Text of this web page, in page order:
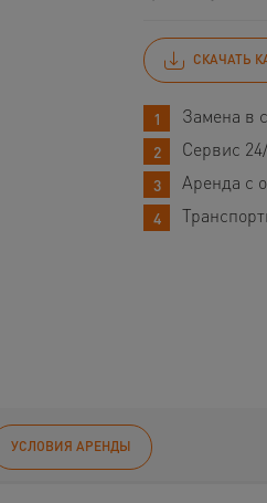
СКАЧАТЬ
Замена в
Сервис
Аренда с
УСЛОВИЯ АРЕНДЫ